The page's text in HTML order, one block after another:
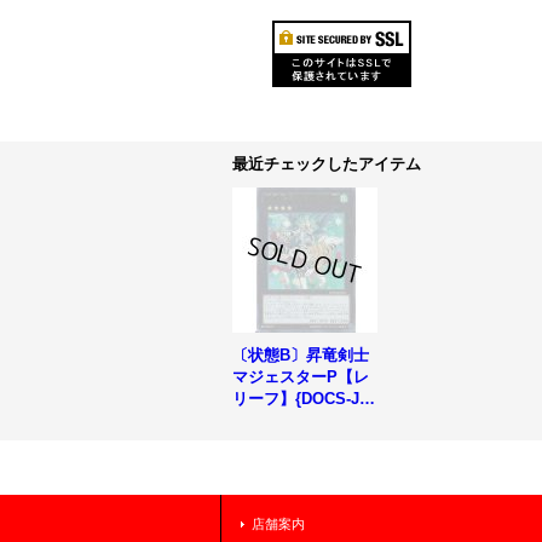
最近チェックしたアイテム
〔状態B〕昇竜剣士
マジェスターP【レ
リーフ】{DOCS-JP
店舗案内